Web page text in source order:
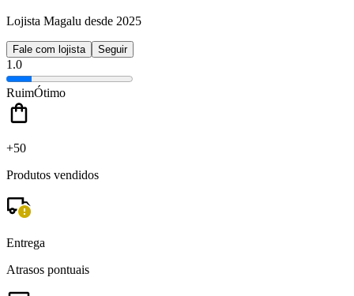
Lojista Magalu desde 2025
Fale com lojista Seguir
1.0
RuimÓtimo
+50
Produtos vendidos
Entrega
Atrasos pontuais